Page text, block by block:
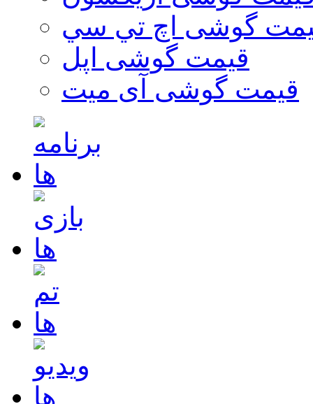
گوشی اچ تي سي
قیمت گوشی اپل
قیمت گوشی آی میت